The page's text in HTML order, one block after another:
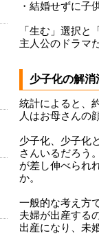
・結婚せずに子
「生む」選択と
主人公のドラマだ
少子化の解消
統計によると、
人はお母さんの
少子化、少子化
さんいるだろう
が差し伸べられ
か。
一般的な考え方
夫婦が出産する
出産になり、未